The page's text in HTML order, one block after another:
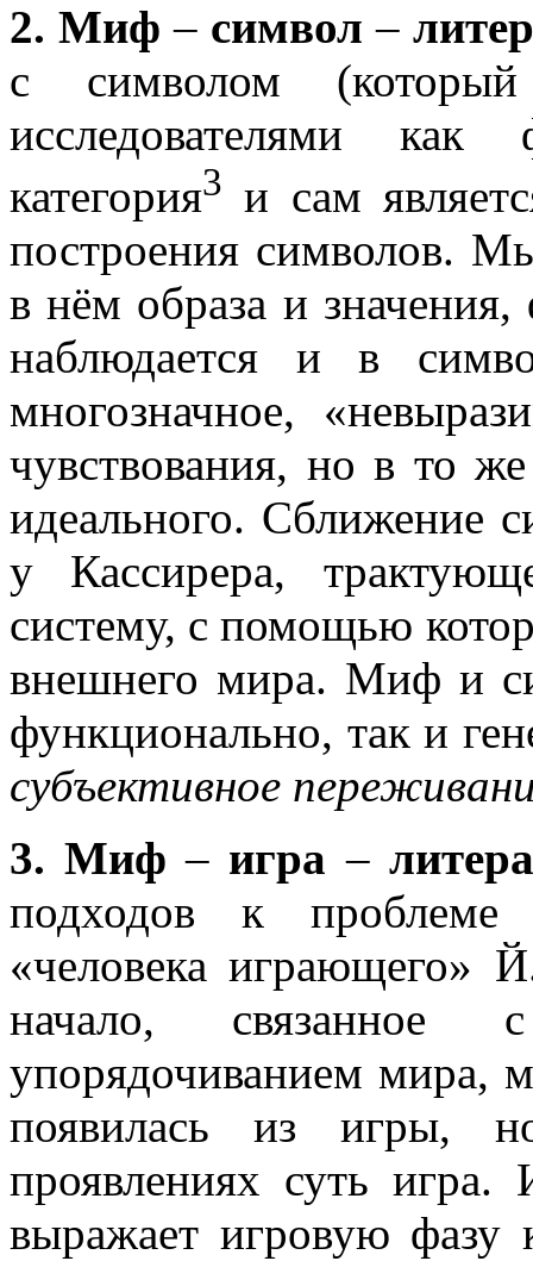
2. Миф– символ–
с символом (который
исследователями как
категория3 и сам
построения символов.
в нём образа и
наблюдается и в
многозначное,
чувствования, но в то
идеального. Сближение
у Кассирера,
систему, с помощью
внешнего мира. Миф и
функционально, так и
субъективное
3. Миф– игра–
подходов к проблеме
«человека играющего»
начало,
упорядочиванием мира,
появилась из игры,
проявлениях суть
выражает игровую